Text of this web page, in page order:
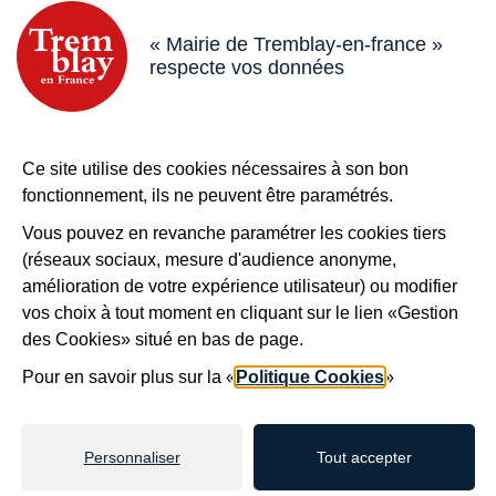
« Mairie de Tremblay-en-france »
respecte vos données
Ce site utilise des cookies nécessaires à son bon
fonctionnement, ils ne peuvent être paramétrés.
Vous pouvez en revanche paramétrer les cookies tiers
(réseaux sociaux, mesure d'audience anonyme,
amélioration de votre expérience utilisateur) ou modifier
vos choix à tout moment en cliquant sur le lien «Gestion
des Cookies» situé en bas de page.
Pour en savoir plus sur la « Politique Cookies»
Personnaliser Tout accepter
18 boulevard de l’Hôtel de Ville, 93290 Tremblay-en-France
Horaires
Du lundi au vendredi de 8h30 à 12h et de 13h à 17h
Le samedi de 8h30 à 12h
Bouton contacterNous contacter
Plus deTremblay !
S’inscrire à la newsletter
Nos autres sites
Politiques de confidentialité
Gestion des cookies